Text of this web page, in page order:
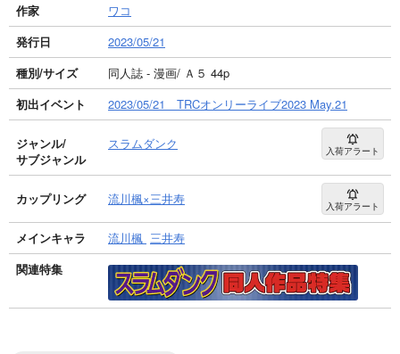
作家
ワコ
発行日
2023/05/21
種別/サイズ
同人誌 - 漫画/ Ａ５ 44p
初出イベント
2023/05/21 TRCオンリーライブ2023 May.21
ジャンル/
サブジャンル
スラムダンク 入荷アラート
カップリング 流川楓×三井寿 入荷アラート
メインキャラ 流川楓 三井寿
関連特集